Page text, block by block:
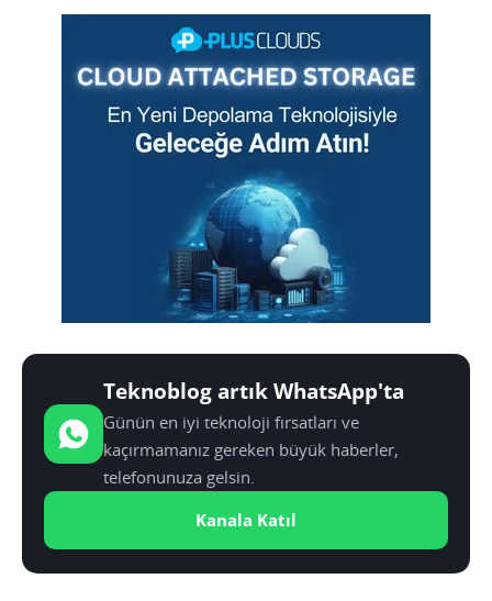
Teknoblog artık WhatsApp'ta
Günün en iyi teknoloji fırsatları ve
kaçırmamanız gereken büyük haberler,
telefonunuza gelsin.
Kanala Katıl